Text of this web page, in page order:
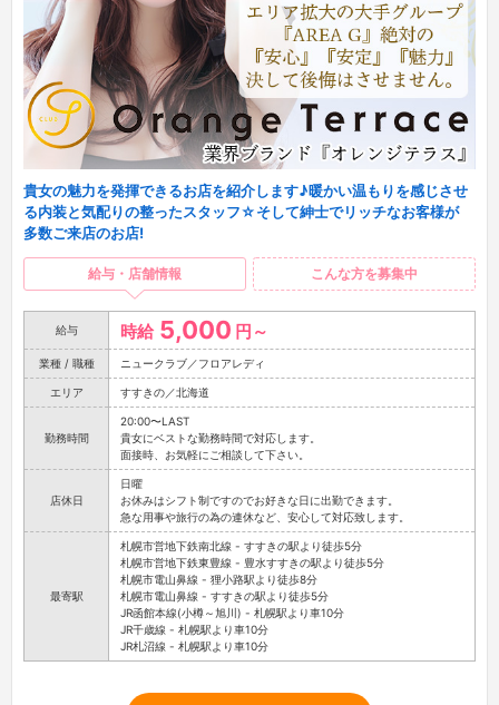
貴女の魅力を発揮できるお店を紹介します♪暖かい温もりを感じさせ
る内装と気配りの整ったスタッフ☆そして紳士でリッチなお客様が
多数ご来店のお店!
給与・店舗情報 こんな方を募集中
給与 時給 5,000 円～
業種 / 職種 ニュークラブ／フロアレディ
エリア すすきの／北海道
勤務時間
20:00〜LAST
貴女にベストな勤務時間で対応します。
面接時、お気軽にご相談して下さい。
店休日
日曜
お休みはシフト制ですのでお好きな日に出勤できます。
急な用事や旅行の為の連休など、安心して対応致します。
最寄駅
札幌市営地下鉄南北線 - すすきの駅より徒歩5分
札幌市営地下鉄東豊線 - 豊水すすきの駅より徒歩5分
札幌市電山鼻線 - 狸小路駅より徒歩8分
札幌市電山鼻線 - すすきの駅より徒歩5分
JR函館本線(小樽～旭川) - 札幌駅より車10分
JR千歳線 - 札幌駅より車10分
JR札沼線 - 札幌駅より車10分